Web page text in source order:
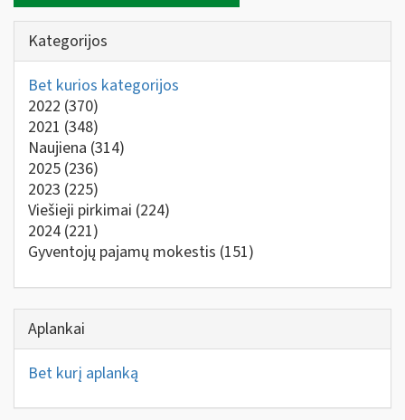
Kategorijos
Bet kurios kategorijos
2022 (370)
2021 (348)
Naujiena (314)
2025 (236)
2023 (225)
Viešieji pirkimai (224)
2024 (221)
Gyventojų pajamų mokestis (151)
Aplankai
Bet kurį aplanką